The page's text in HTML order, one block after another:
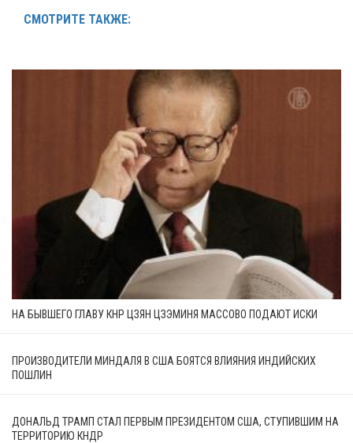
СМОТРИТЕ ТАКЖЕ:
НА БЫВШЕГО ГЛАВУ КНР ЦЗЯН ЦЗЭМИНЯ МАССОВО ПОДАЮТ ИСКИ
ПРОИЗВОДИТЕЛИ МИНДАЛЯ В США БОЯТСЯ ВЛИЯНИЯ ИНДИЙСКИХ
ПОШЛИН
ДОНАЛЬД ТРАМП СТАЛ ПЕРВЫМ ПРЕЗИДЕНТОМ США, СТУПИВШИМ НА
ТЕРРИТОРИЮ КНДР